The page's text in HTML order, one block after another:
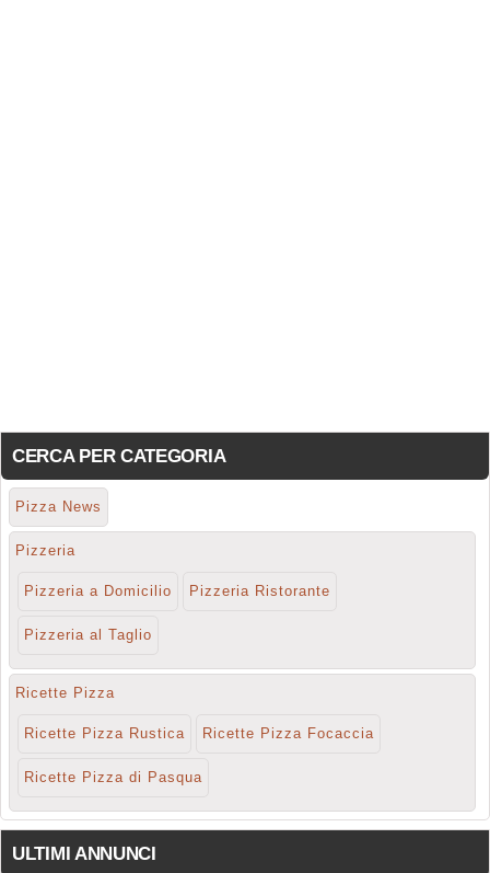
CERCA PER CATEGORIA
Pizza News
Pizzeria
Pizzeria a Domicilio Pizzeria Ristorante
Pizzeria al Taglio
Ricette Pizza
Ricette Pizza Rustica Ricette Pizza Focaccia
Ricette Pizza di Pasqua
ULTIMI ANNUNCI